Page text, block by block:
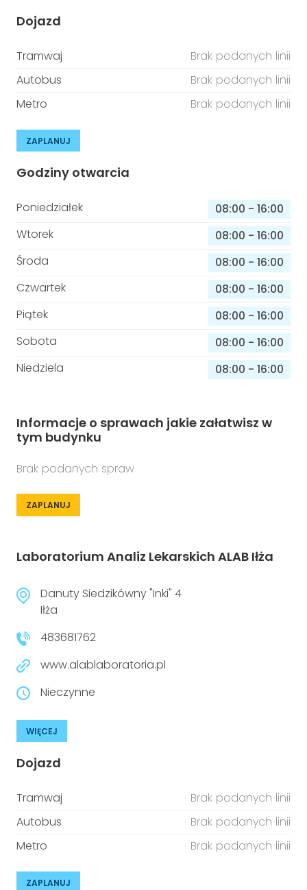
Dojazd
Tramwaj
Brak podanych linii
Autobus
Brak podanych linii
Metro
Brak podanych linii
ZAPLANUJ
Godziny otwarcia
Poniedziałek 08:00 - 16:00
Wtorek
08:00 - 16:00
Środa
08:00 - 16:00
Czwartek
08:00 - 16:00
Piątek
08:00 - 16:00
Sobota
08:00 - 16:00
Niedziela
08:00 - 16:00
Informacje o sprawach jakie załatwisz w
tym budynku
Brak podanych spraw
ZAPLANUJ
Laboratorium Analiz Lekarskich ALAB Iłża
Danuty Siedzikówny "Inki" 4
Iłża
483681762
www.alablaboratoria.pl
Nieczynne
WIĘCEJ
Dojazd
Tramwaj
Brak podanych linii
Autobus
Brak podanych linii
Metro
Brak podanych linii
ZAPLANUJ